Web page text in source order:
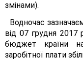
змінами).
Водночас
від 07 грудня
бюджет країни
заробітної плати